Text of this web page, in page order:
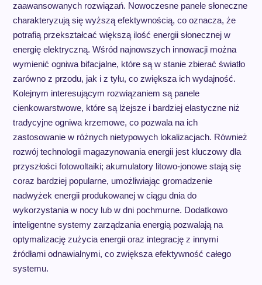
zaawansowanych rozwiązań. Nowoczesne panele słoneczne
charakteryzują się wyższą efektywnością, co oznacza, że
potrafią przekształcać większą ilość energii słonecznej w
energię elektryczną. Wśród najnowszych innowacji można
wymienić ogniwa bifacjalne, które są w stanie zbierać światło
zarówno z przodu, jak i z tyłu, co zwiększa ich wydajność.
Kolejnym interesującym rozwiązaniem są panele
cienkowarstwowe, które są lżejsze i bardziej elastyczne niż
tradycyjne ogniwa krzemowe, co pozwala na ich
zastosowanie w różnych nietypowych lokalizacjach. Również
rozwój technologii magazynowania energii jest kluczowy dla
przyszłości fotowoltaiki; akumulatory litowo-jonowe stają się
coraz bardziej popularne, umożliwiając gromadzenie
nadwyżek energii produkowanej w ciągu dnia do
wykorzystania w nocy lub w dni pochmurne. Dodatkowo
inteligentne systemy zarządzania energią pozwalają na
optymalizację zużycia energii oraz integrację z innymi
źródłami odnawialnymi, co zwiększa efektywność całego
systemu.